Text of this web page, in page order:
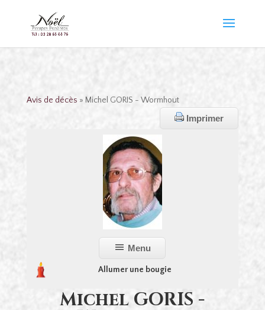
Avis de décès » Michel GORIS - Wormhout
Imprimer
Menu
Allumer une bougie
Michel GORIS -